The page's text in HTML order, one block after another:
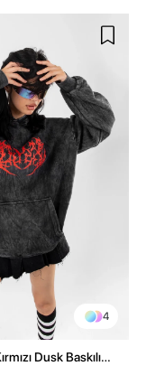
4
Dusk Baskılı